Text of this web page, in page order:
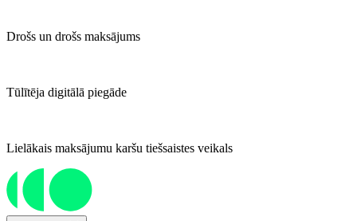
Drošs un drošs maksājums
Tūlītēja digitālā piegāde
Lielākais maksājumu karšu tiešsaistes veikals